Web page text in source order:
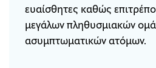
ευαίσθητες καθώς
μεγάλων πληθυσμιακών
ασυμπτωματικών ατόμων.